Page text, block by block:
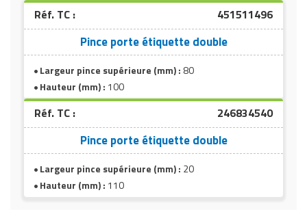
Réf. TC : 451511496
Pince porte étiquette double
Largeur pince supérieure (mm) : 80
Hauteur (mm) : 100
Réf. TC : 246834540
Pince porte étiquette double
Largeur pince supérieure (mm) : 20
Hauteur (mm) : 110